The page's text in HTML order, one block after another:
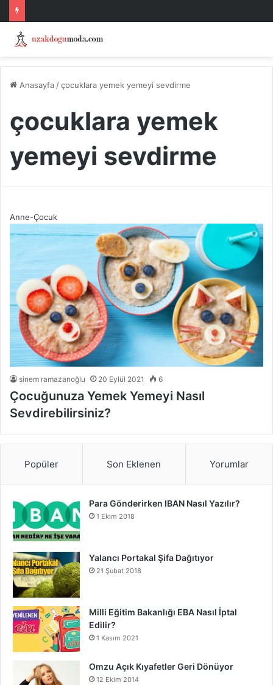
Anasayfa /çocuklara yemek yemeyi sevdirme
çocuklara yemek
yemeyi sevdirme
Anne-Çocuk
sinem ramazanoğlu 20 Eylül 2021 6
Çocuğunuza Yemek Yemeyi Nasıl
Sevdirebilirsiniz?
Popüler Son Eklenen Yorumlar
Para Gönderirken IBAN Nasıl Yazılır?
1 Ekim 2018
Yalancı Portakal Şifa Dağıtıyor
21 Şubat 2018
Milli Eğitim Bakanlığı EBA Nasıl İptal
Edilir?
1 Kasım 2021
Omzu Açık Kıyafetler Geri Dönüyor
12 Ekim 2014